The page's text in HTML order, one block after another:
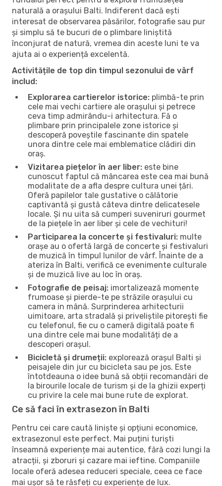
naturală a orașului Balti. Indiferent dacă ești
interesat de observarea păsărilor, fotografie sau pur
și simplu să te bucuri de o plimbare liniștită
înconjurat de natură, vremea din aceste luni te va
ajuta ai o experiență excelentă.
Activitățile de top din timpul sezonului de vârf
includ:
Explorarea cartierelor istorice: plimbă-te prin
cele mai vechi cartiere ale orașului și petrece
ceva timp admirându-i arhitectura. Fă o
plimbare prin principalele zone istorice și
descoperă poveștile fascinante din spatele
unora dintre cele mai emblematice clădiri din
oraș.
Vizitarea piețelor în aer liber: este bine
cunoscut faptul că mâncarea este cea mai bună
modalitate de a afla despre cultura unei țări.
Oferă papilelor tale gustative o călătorie
captivantă și gustă câteva dintre delicatesele
locale. Și nu uita să cumperi suveniruri gourmet
de la piețele în aer liber și cele de vechituri!
Participarea la concerte și festivaluri: multe
orașe au o ofertă largă de concerte și festivaluri
de muzică în timpul lunilor de vârf. Înainte de a
ateriza în Balti, verifică ce evenimente culturale
și de muzică live au loc în oraș.
Fotografie de peisaj: imortalizează momente
frumoase și pierde-te pe străzile orașului cu
camera in mână. Surprinderea arhitecturii
uimitoare, arta stradală și priveliștile pitorești fie
cu telefonul, fie cu o cameră digitală poate fi
una dintre cele mai bune modalități de a
descoperi orașul.
Bicicletă și drumeții: explorează orașul Balti și
peisajele din jur cu bicicleta sau pe jos. Este
întotdeauna o idee bună să obții recomandări de
la birourile locale de turism și de la ghizii experți
cu privire la cele mai bune rute de explorat.
Ce să faci în extrasezon în Balti
Pentru cei care caută liniște și opțiuni economice,
extrasezonul este perfect. Mai puțini turiști
înseamnă experiențe mai autentice, fără cozi lungi la
atracții, și zboruri și cazare mai ieftine. Companiile
locale oferă adesea reduceri speciale, ceea ce face
mai ușor să te răsfeți cu experiențe de lux.